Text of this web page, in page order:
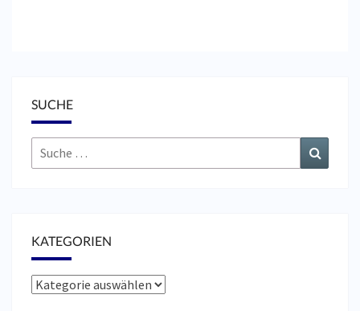
SUCHE
Suche
nach:
KATEGORIEN
Kategorien